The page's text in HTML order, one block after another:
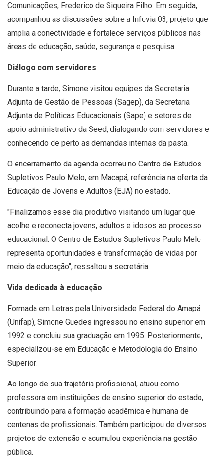
Comunicações, Frederico de Siqueira Filho. Em seguida,
acompanhou as discussões sobre a Infovia 03, projeto que
amplia a conectividade e fortalece serviços públicos nas
áreas de educação, saúde, segurança e pesquisa.
Diálogo com servidores
Durante a tarde, Simone visitou equipes da Secretaria
Adjunta de Gestão de Pessoas (Sagep), da Secretaria
Adjunta de Políticas Educacionais (Sape) e setores de
apoio administrativo da Seed, dialogando com servidores e
conhecendo de perto as demandas internas da pasta.
O encerramento da agenda ocorreu no Centro de Estudos
Supletivos Paulo Melo, em Macapá, referência na oferta da
Educação de Jovens e Adultos (EJA) no estado.
"Finalizamos esse dia produtivo visitando um lugar que
acolhe e reconecta jovens, adultos e idosos ao processo
educacional. O Centro de Estudos Supletivos Paulo Melo
representa oportunidades e transformação de vidas por
meio da educação", ressaltou a secretária.
Vida dedicada à educação
Formada em Letras pela Universidade Federal do Amapá
(Unifap), Simone Guedes ingressou no ensino superior em
1992 e concluiu sua graduação em 1995. Posteriormente,
especializou-se em Educação e Metodologia do Ensino
Superior.
Ao longo de sua trajetória profissional, atuou como
professora em instituições de ensino superior do estado,
contribuindo para a formação acadêmica e humana de
centenas de profissionais. Também participou de diversos
projetos de extensão e acumulou experiência na gestão
pública.